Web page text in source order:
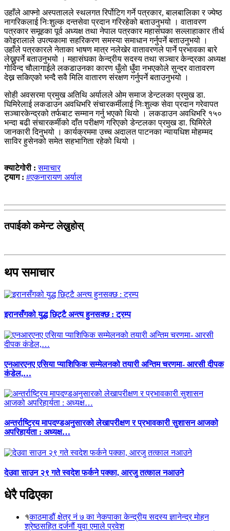
उहाँले आफ्नो अस्पतालले स्थलगत रिर्पोटिग गर्ने पत्रकार, बालबालिका र ज्येष्ठ
नागरिकलाई निःशुल्क दन्तसेवा प्रदान गरिरहेको बताउनुभयो । वातावरण
पत्रकार समूहका पूर्व अध्यक्ष तथा नेपाल पत्रकार महासंघका सल्लाहाकार तीर्थ
कोइरालाले उपत्यकामा सहरिकरण समस्या समाधान गर्नुपर्ने बताउनुभयो ।
उहाँले पत्रकारले नेताका भाषण मात्र नलेखेर वातावरणले पार्ने प्रभावका बारे
लेख्नुपर्ने बताउनुभयो । महासंघका केन्द्रीय सदस्य तथा सञ्चार केन्द्रका अध्यक्ष
गोविन्द चौलागाईले लकडाउनका कारण धुँलो धुँवा नभएकोले सुन्दर वातावरण
देख्न सकिएको भन्दै सवै मिलि वातारण संरक्षण गर्नुपर्ने बताउनुभयो ।
सोही अवसरमा प्रमुख अतिथि अर्यालले ओम समाज डेन्टलका प्रमुख डा.
घिमिरेलाई लकडाउन अवधिभरि संचारकर्मीलाई निःशुल्क सेवा प्रदान गरेवापत
सञ्चारकेन्द्रको तर्फबाट सम्मान गर्नु भएको थियो । लकडाउन अवधिभरि १५०
भन्दा बढी संचारकर्मीको दाँत परीक्षण गरिएको डेन्टलका प्रमुख डा. घिमिरेले
जानकारी दिनुभयो । कार्यक्रममा उच्च अदालत पाटनका न्यायधिश मोहम्मद
साविर हुसेनको समेत सहभागिता रहेको थियो ।
क्याटेगोरी :समाचार
ट्याग : #एकनारायण अर्याल
तपाईको कमेन्ट लेख्नुहोस्
थप समाचार
इरानसँगको युद्ध छिट्टै अन्त्य हुनसक्छ : ट्रम्प
एनआरएनए एसिया प्याशिफिक सम्मेलनको तयारी अन्तिम चरणमा- आरसी दीपक
कंडेल,…
अन्तर्राष्ट्रिय मापदण्डअनुसारको लेखापरीक्षण र प्रभावकारी सुशासन आजको
अपरिहार्यता : अध्यक्ष…
देउवा साउन २९ गते स्वदेश फर्कने पक्का, आरजु तत्काल नआउने
धेरै पढिएका
१काठमाडौं क्षेत्र नं ७ का नेकपाका केन्द्रीय सदस्य ज्ञानेन्द्र मोहन
श्रेष्ठसहित दर्जनौं युवा एमाले प्रवेश